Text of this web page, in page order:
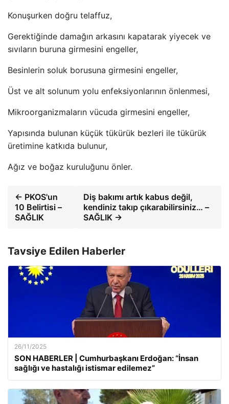
Konuşurken doğru telaffuz,
Gerektiğinde damağın arkasını kapatarak yiyecek ve
sıvıların buruna girmesini engeller,
Besinlerin soluk borusuna girmesini engeller,
Üst ve alt solunum yolu enfeksiyonlarının önlenmesi,
Mikroorganizmaların vücuda girmesini engeller,
Yapısında bulunan küçük tükürük bezleri ile tükürük
üretimine katkıda bulunur,
Ağız ve boğaz kuruluğunu önler.
← PKOS'un
10 Belirtisi –
SAĞLIK
Diş bakımı artık kabus değil,
kendiniz takıp çıkarabilirsiniz… –
SAĞLIK →
Tavsiye Edilen Haberler
26/11/2025
SON HABERLER | Cumhurbaşkanı Erdoğan: “İnsan
sağlığı ve hastalığı istismar edilemez”